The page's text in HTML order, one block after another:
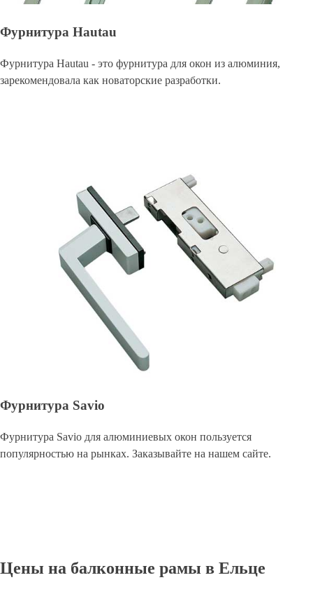
Фурнитура Hautau
Фурнитура Hautau - это фурнитура для окон из алюминия,
зарекомендовала как новаторские разработки.
Фурнитура Savio
Фурнитура Savio для алюминиевых окон пользуется
популярностью на рынках. Заказывайте на нашем сайте.
Цены на балконные рамы в Ельце